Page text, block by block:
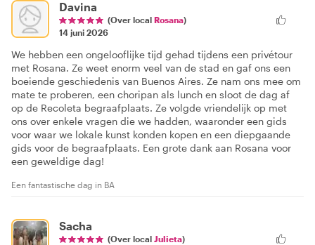
Davina
(Over local Rosana)
14 juni 2026
We hebben een ongelooflijke tijd gehad tijdens een privétour
met Rosana. Ze weet enorm veel van de stad en gaf ons een
boeiende geschiedenis van Buenos Aires. Ze nam ons mee om
mate te proberen, een choripan als lunch en sloot de dag af
op de Recoleta begraafplaats. Ze volgde vriendelijk op met
ons over enkele vragen die we hadden, waaronder een gids
voor waar we lokale kunst konden kopen en een diepgaande
gids voor de begraafplaats. Een grote dank aan Rosana voor
een geweldige dag!
Een fantastische dag in BA
Sacha
(Over local Julieta)